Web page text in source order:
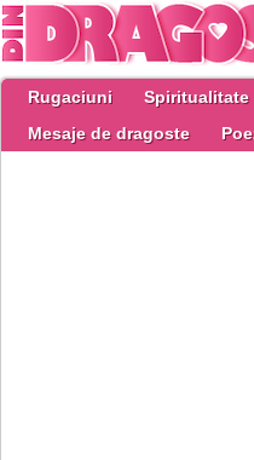
Rugaciuni Spiritualitate
Mesaje de dragoste